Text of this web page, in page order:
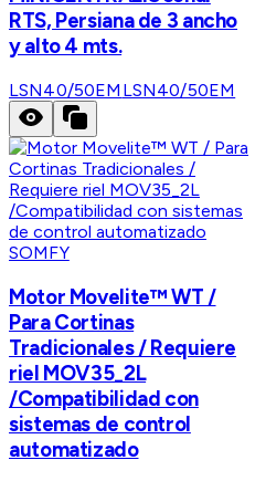
RTS, Persiana de 3 ancho
y alto 4 mts.
LSN40/50EM LSN40/50EM
SOMFY
Motor Movelite™ WT /
Para Cortinas
Tradicionales / Requiere
riel MOV35_2L
/Compatibilidad con
sistemas de control
automatizado